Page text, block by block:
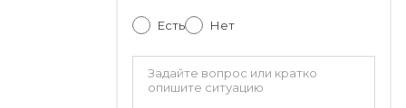
Есть Нет